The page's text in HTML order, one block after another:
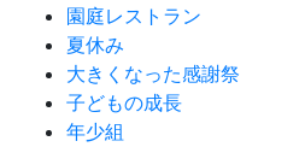
園庭レストラン
夏休み
大きくなった感謝祭
子どもの成長
年少組